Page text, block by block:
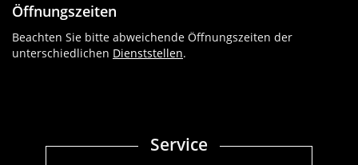
Öffnungszeiten
Beachten Sie bitte abweichende Öffnungszeiten der
unterschiedlichen Dienststellen.
Service